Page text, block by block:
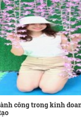
công trong kinh